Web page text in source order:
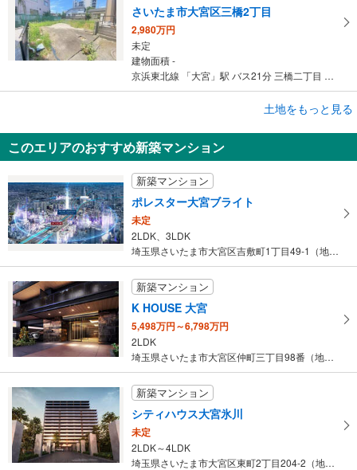
さいたま市大宮区三橋2丁目
2,980万円
未定
建物面積 -
京浜東北線 「大宮」駅 バス21分 三橋二丁目 バス停下車 徒歩4分
さいたま市大宮区大成町2丁目
未定
建物面積 -
京浜東北線 「大宮」駅 徒歩21分
土地をもっと見る
このエリアのおすすめ新築マンション
新築マンション
ポレスター大宮ブライト
未定
2LDK、3LDK
埼玉県さいたま市大宮区吉敷町1丁目49-1（地番）
新築マンション
K HOUSE 大宮
5,498万円～6,798万円
2LDK
埼玉県さいたま市大宮区仲町三丁目98番（地番）
新築マンション
シティハウス大宮氷川
未定
2LDK～4LDK
埼玉県さいたま市大宮区東町2丁目204-2（地番）